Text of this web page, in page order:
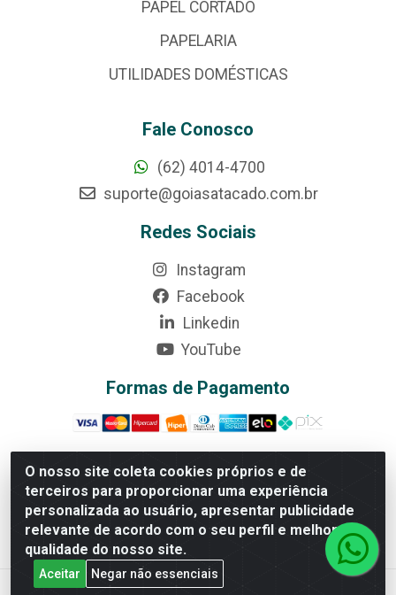
O nosso site coleta cookies próprios e de
terceiros para proporcionar uma experiência
personalizada ao usuário, apresentar publicidade
relevante de acordo com o seu perfil e melhorar a
qualidade do nosso site.
Aceitar
Negar não essenciais
PAPEL CORTADO
PAPELARIA
UTILIDADES DOMÉSTICAS
Fale Conosco
(62) 4014-4700
suporte@goiasatacado.com.br
Redes Sociais
Instagram
Facebook
Linkedin
YouTube
Formas de Pagamento
Rede Brasil - Avenida Universitária, nº 3860, Jardim das
Américas II Etapa - Anápolis/GO - CEP 75070-415 -
CNPJ 07.728.073/0002-24